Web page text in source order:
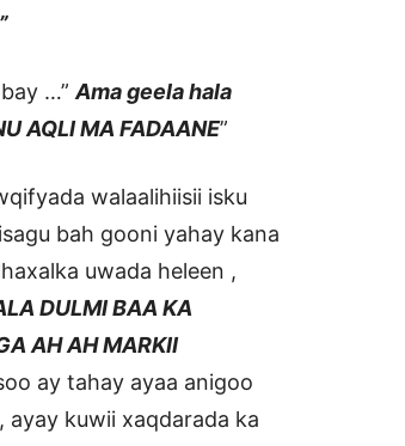
…” Ama geela hala
AQLI MA FADAANE”
walaalihiisii isku
bah gooni yahay kana
uwada heleen ,
DULMI BAA KA
AH AH MARKII
ay tahay ayaa anigoo
ayay kuwii xaqdarada ka